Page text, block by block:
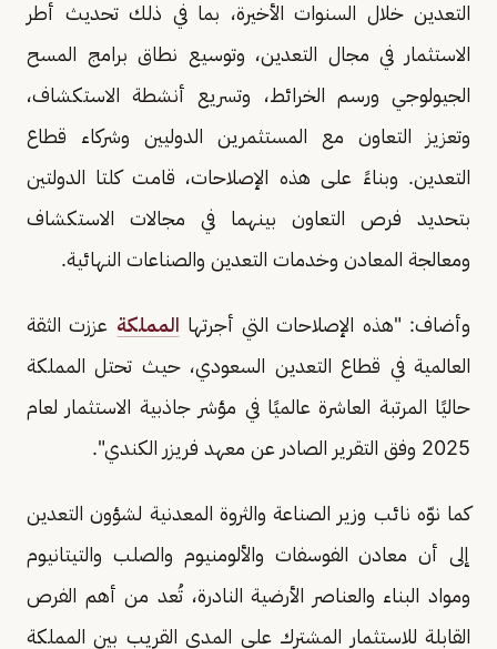
التعدين خلال السنوات الأخيرة، بما في ذلك تحديث أطر
الاستثمار في مجال التعدين، وتوسيع نطاق برامج المسح
الجيولوجي ورسم الخرائط، وتسريع أنشطة الاستكشاف،
وتعزيز التعاون مع المستثمرين الدوليين وشركاء قطاع
التعدين. وبناءً على هذه الإصلاحات، قامت كلتا الدولتين
بتحديد فرص التعاون بينهما في مجالات الاستكشاف
ومعالجة المعادن وخدمات التعدين والصناعات النهائية.
وأضاف: "هذه الإصلاحات التي أجرتها المملكة عززت الثقة
العالمية في قطاع التعدين السعودي، حيث تحتل المملكة
حاليًا المرتبة العاشرة عالميًا في مؤشر جاذبية الاستثمار لعام
2025 وفق التقرير الصادر عن معهد فريزر الكندي".
كما نوّه نائب وزير الصناعة والثروة المعدنية لشؤون التعدين
إلى أن معادن الفوسفات والألومنيوم والصلب والتيتانيوم
ومواد البناء والعناصر الأرضية النادرة، تُعد من أهم الفرص
القابلة للاستثمار المشترك على المدى القريب بين المملكة